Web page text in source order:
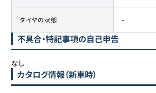
タイヤの状態 -
不具合・特記事項の自己申告
なし
カタログ情報（新車時）